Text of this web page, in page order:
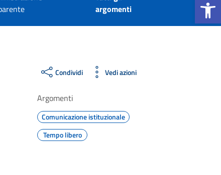
argomenti
Condividi Vedi azioni
Argomenti
Comunicazione istituzionale
Tempo libero